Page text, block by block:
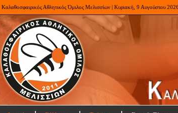
Καλαθοσφαιρικός Αθλητικός Όμιλος Μελισσίων | Κυριακή, 9 Αυγούστου